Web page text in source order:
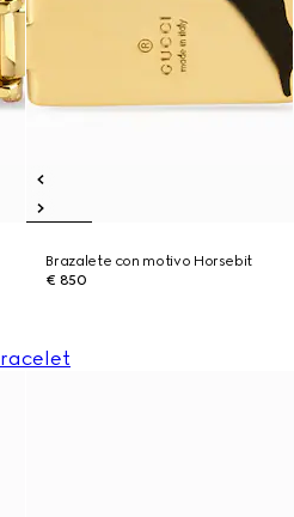
Brazalete con motivo Horsebit
€ 850